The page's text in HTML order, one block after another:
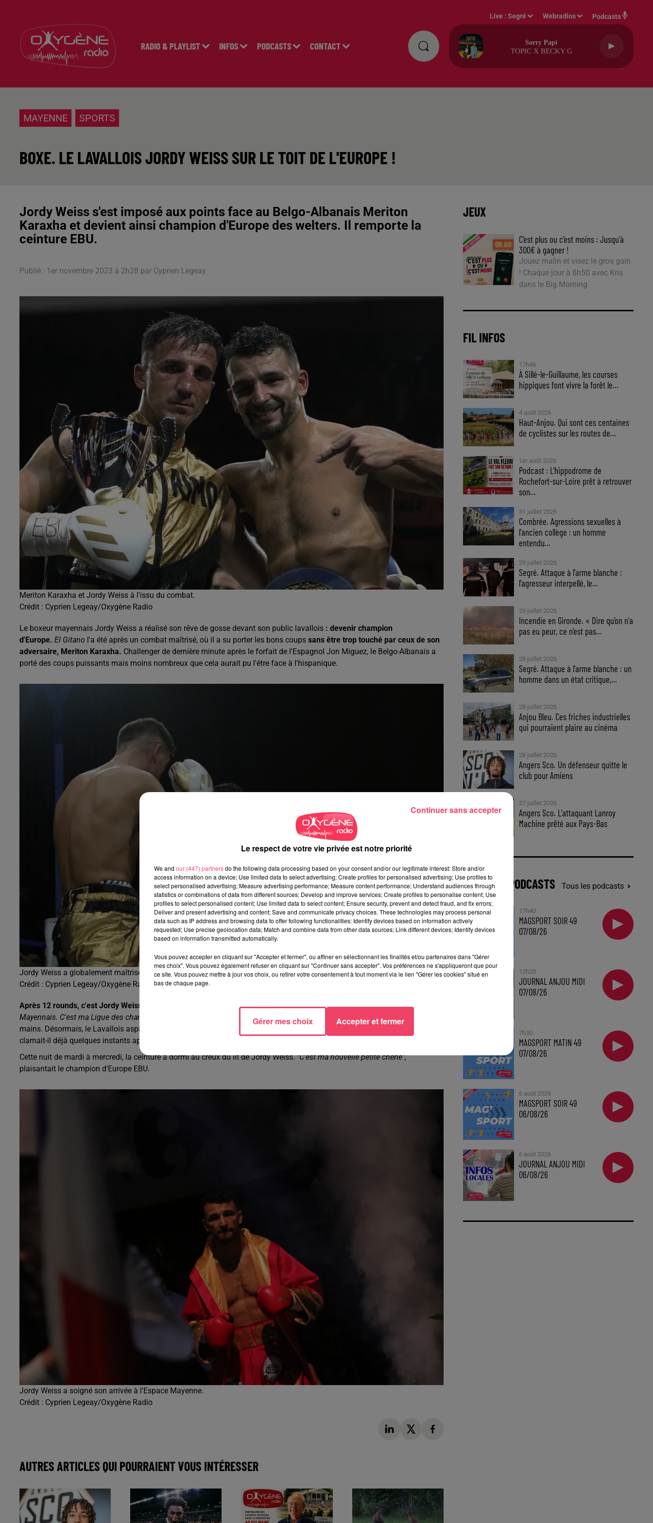
RADIO & PLAYLIST INFOS PODCASTS CONTACT
Live :Segré Webradios Podcasts
Sorry Papi
TOPIC X BECKY G
MAYENNE SPORTS
BOXE. LE LAVALLOIS JORDY WEISS SUR LE TOIT DE L'EUROPE !
Jordy Weiss s'est imposé aux points face au Belgo-Albanais Meriton
Karaxha et devient ainsi champion d'Europe des welters. Il remporte la
ceinture EBU.
Publié : 1er novembre 2023 à 2h28 par Cyprien Legeay
Meriton Karaxha et Jordy Weiss à l'issu du combat.
Crédit : Cyprien Legeay/Oxygène Radio
Le boxeur mayennais Jordy Weiss a réalisé son rêve de gosse devant son public lavallois : devenir champion
d'Europe. El Gitano l'a été après un combat maîtrisé, où il a su porter les bons coups sans être trop touché par ceux de son
adversaire, Meriton Karaxha. Challenger de dernière minute après le forfait de l'Espagnol Jon Miguez, le Belgo-Albanais a
porté des coups puissants mais moins nombreux que cela aurait pu l'être face à l'hispanique.
Jordy Weiss a globalement maîtrisé son combat.
Crédit : Cyprien Legeay/Oxygène Radio
Après 12 rounds, c'est Jordy Weiss qui a été déclaré vainqueur d'un match très tactique. "Je ramène ce titre à Laval, aux
Mayennais. C'est ma Ligue des champions à moi",
savourait le boxeur après un combat qui a notamment marqué ses
mains. Désormais, le Lavallois aspire à un autre combat d'envergure.
"J'aimerais confirmer ce titre en le remettant en jeu,
clamait-il déjà quelques instants après le combat.
Cette nuit de mardi à mercredi, la ceinture a dormi au creux du lit de Jordy Weiss. "C'est ma nouvelle petite chérie",
plaisantait le champion d'Europe EBU.
Jordy Weiss a soigné son arrivée à l'Espace Mayenne.
Crédit : Cyprien Legeay/Oxygène Radio
AUTRES ARTICLES QUI POURRAIENT VOUS INTÉRESSER
JEUX
C'est plus ou c'est moins : Jusqu'à
300€ à gagner !
Jouez malin et visez le gros gain
! Chaque jour à 8h50 avec Kris
dans le Big Morning
FIL INFOS
17h46
À Sillé-le-Guillaume, les courses
hippiques font vivre la forêt le...
4 août 2026
Haut-Anjou. Qui sont ces centaines
de cyclistes sur les routes de...
1er août 2026
Podcast : L’hippodrome de
Rochefort-sur-Loire prêt à retrouver
son...
31 juillet 2026
Combrée. Agressions sexuelles à
l'ancien collège : un homme
entendu...
29 juillet 2026
Segré. Attaque à l'arme blanche :
l'agresseur interpellé, le...
29 juillet 2026
Incendie en Gironde. « Dire qu'on n'a
pas eu peur, ce n'est pas...
28 juillet 2026
Segré. Attaque à l'arme blanche : un
homme dans un état critique,...
28 juillet 2026
Anjou Bleu. Ces friches industrielles
qui pourraient plaire au cinéma
28 juillet 2026
Angers Sco. Un défenseur quitte le
club pour Amiens
27 juillet 2026
Angers Sco. L'attaquant Lanroy
Machine prêté aux Pays-Bas
DERNIERS PODCASTS Tous les podcasts
17h40
MAGSPORT SOIR 49
07/08/26
12h20
JOURNAL ANJOU MIDI
07/08/26
7h30
MAGSPORT MATIN 49
07/08/26
6 août 2026
MAGSPORT SOIR 49
06/08/26
6 août 2026
JOURNAL ANJOU MIDI
06/08/26
Le respect de votre vie privée est notre priorité
We and our (447) partnersdo the following data processing based on your consent and/or our legitimate interest: Store and/or
access information on a device; Use limited data to select advertising; Create profiles for personalised advertising; Use profiles to
select personalised advertising; Measure advertising performance; Measure content performance; Understand audiences through
statistics or combinations of data from different sources; Develop and improve services; Create profiles to personalise content; Use
profiles to select personalised content; Use limited data to select content; Ensure security, prevent and detect fraud, and fix errors;
Deliver and present advertising and content; Save and communicate privacy choices. These technologies may process personal
data such as IP address and browsing data to offer following functionalities: Identify devices based on information actively
requested; Use precise geolocation data; Match and combine data from other data sources; Link different devices; Identify devices
based on information transmitted automatically.
Vous pouvez accepter en cliquant sur "Accepter et fermer", ou affiner en sélectionnant les finalités et/ou partenaires dans "Gérer
mes choix". Vous pouvez également refuser en cliquant sur "Continuer sans accepter". Vos préférences ne s'appliqueront que pour
ce site. Vous pouvez mettre à jour vos choix, ou retirer votre consentement à tout moment via le lien "Gérer les cookies" situé en
bas de chaque page.
Gérer mes choix Accepter et fermer
Continuer sans accepter